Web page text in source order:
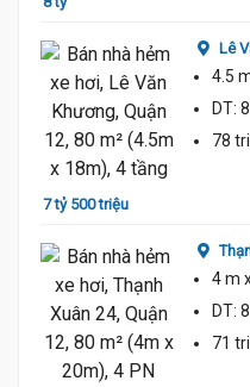
7.68 Tỷ
7 tỷ 500 triệu
Lê
4.5
DT:
78
4 m
DT:
71